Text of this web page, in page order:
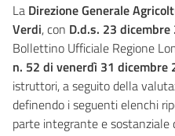
La Direzione Generale
Verdi, con D.d.s. 23
Bollettino Ufficiale Regione
n. 52 di venerdì 31 dicembre
istruttori, a seguito della
definendo i seguenti elenchi
parte integrante e sostanziale